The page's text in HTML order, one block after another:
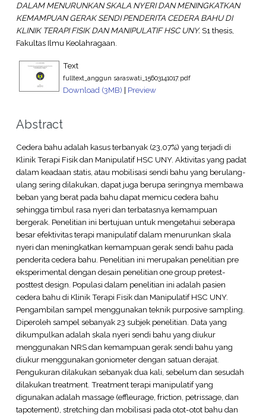
DALAM MENURUNKAN SKALA NYERI DAN MENINGKATKAN
KEMAMPUAN GERAK SENDI PENDERITA CEDERA BAHU DI
KLINIK TERAPI FISIK DAN MANIPULATIF HSC UNY.S1 thesis,
Fakultas Ilmu Keolahragaan.
Text
fulltext_anggun saraswati_15603141017.pdf
Download (3MB) | Preview
Abstract
Cedera bahu adalah kasus terbanyak (23,07%) yang terjadi di
Klinik Terapi Fisik dan Manipulatif HSC UNY. Aktivitas yang padat
dalam keadaan statis, atau mobilisasi sendi bahu yang berulang-
ulang sering dilakukan, dapat juga berupa seringnya membawa
beban yang berat pada bahu dapat memicu cedera bahu
sehingga timbul rasa nyeri dan terbatasnya kemampuan
bergerak. Penelitian ini bertujuan untuk mengetahui seberapa
besar efektivitas terapi manipulatif dalam menurunkan skala
nyeri dan meningkatkan kemampuan gerak sendi bahu pada
penderita cedera bahu. Penelitian ini merupakan penelitian pre
eksperimental dengan desain penelitian one group pretest-
posttest design. Populasi dalam penelitian ini adalah pasien
cedera bahu di Klinik Terapi Fisik dan Manipulatif HSC UNY.
Pengambilan sampel menggunakan teknik purposive sampling.
Diperoleh sampel sebanyak 23 subjek penelitian. Data yang
dikumpulkan adalah skala nyeri sendi bahu yang diukur
menggunakan NRS dan kemampuan gerak sendi bahu yang
diukur menggunakan goniometer dengan satuan derajat.
Pengukuran dilakukan sebanyak dua kali, sebelum dan sesudah
dilakukan treatment. Treatment terapi manipulatif yang
digunakan adalah massage (effleurage, friction, petrissage, dan
tapotement), stretching dan mobilisasi pada otot-otot bahu dan